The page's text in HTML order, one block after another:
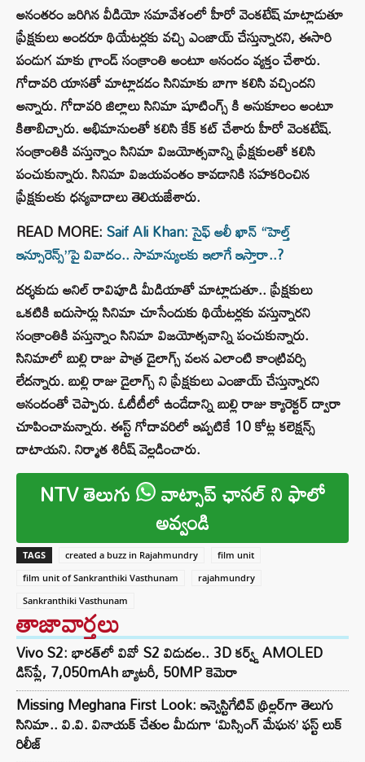
అనంతరం జరిగిన వీడియో సమావేశంలో హీరో వెంకటేష్ మాట్లాడుతూ
ప్రేక్షకులు అందరూ థియేటర్లకు వచ్చి ఎంజాయ్ చేస్తున్నారని, ఈసారి
పండుగ మాకు గ్రాండ్ సంక్రాంతి అంటూ ఆనందం వ్యక్తం చేశారు.
గోదావరి యాసతో మాట్లాడడం సినిమాకు బాగా కలిసి వచ్చిందని
అన్నారు. గోదావరి జిల్లాలు సినిమా షూటింగ్స్ కి అనుకూలం అంటూ
కితాబిచ్చారు. అభిమానులతో కలిసి కేక్ కట్ చేశారు హీరో వెంకటేష్.
సంక్రాంతికి వస్తున్నాం సినిమా విజయోత్సవాన్ని ప్రేక్షకులతో కలిసి
పంచుకున్నారు. సినిమా విజయవంతం కావడానికి సహకరించిన
ప్రేక్షకులకు ధన్యవాదాలు తెలియజేశారు.
READ MORE:Saif Ali Khan: సైఫ్ అలీ ఖాన్ “హెల్త్
ఇన్సూరెన్స్‌”పై వివాదం.. సామాన్యులకు ఇలాగే ఇస్తారా..?
దర్శకుడు అనిల్ రావిపూడి మీడియాతో మాట్లాడుతూ.. ప్రేక్షకులు
ఒకటికి ఐదుసార్లు సినిమా చూసేందుకు థియేటర్లకు వస్తున్నారని
సంక్రాంతికి వస్తున్నాం సినిమా విజయోత్సవాన్ని పంచుకున్నారు.
సినిమాలో బుల్లి రాజు పాత్ర డైలాగ్స్ వలన ఎలాంటి కాంట్రివర్సి
లేదన్నారు. బుల్లి రాజు డైలాగ్స్ ని ప్రేక్షకులు ఎంజాయ్ చేస్తున్నారని
ఆనందంతో చెప్పారు. ఓటీటీలో ఉండేదాన్ని బుల్లి రాజు క్యారెక్టర్ ద్వారా
చూపించామన్నారు. ఈస్ట్ గోదావరిలో ఇప్పటికే 10 కోట్ల కలెక్షన్స్
దాటాయని. నిర్మాత శిరీష్ వెల్లడించారు.
NTV తెలుగు వాట్సాప్ ఛానల్ ని ఫాలో
అవ్వండి
TAGS created a buzz in Rajahmundry
film unit
film unit of Sankranthiki Vasthunam
rajahmundry
Sankranthiki Vasthunam
తాజావార్తలు
Vivo S2: భారత్‌లో వివో S2 విడుదల.. 3D కర్వ్డ్ AMOLED
డిస్‌ప్లే, 7,050mAh బ్యాటరీ, 50MP కెమెరా
Missing Meghana First Look: ఇన్వెస్టిగేటివ్ థ్రిల్లర్‌గా తెలుగు
సినిమా.. వి.వి. వినాయక్ చేతుల మీదుగా ‘మిస్సింగ్ మేఘన’ ఫస్ట్ లుక్
రిలీజ్